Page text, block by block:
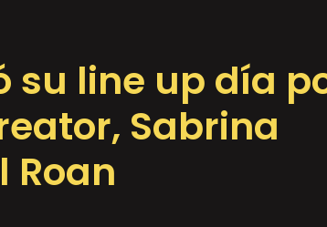
su line up día
Sabrina
Roan